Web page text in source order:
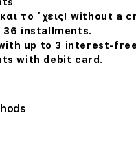
το ΄χεις! without a
36 installments.
up to 3 interest-free
with debit card.